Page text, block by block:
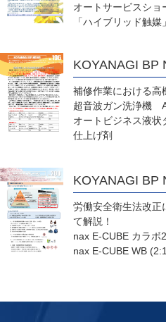
オートサービスショ
「ハイブリッド触
KOYANAGI BP
補修作業における高
超音波ガン洗浄機
オートビジネス液状
仕上げ剤
KOYANAGI BP
労働安全衛生法改正
て解説！
nax E-CUBE カラボ2
nax E-CUBE WB